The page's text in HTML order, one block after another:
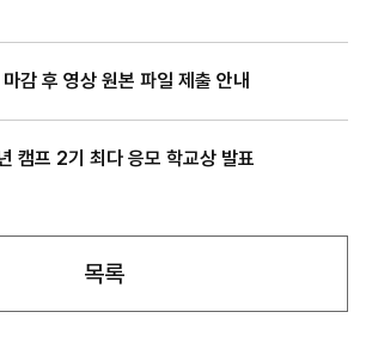
감 후 영상 원본 파일 제출 안내
캠프 2기 최다 응모 학교상 발표
목록
진행해주세요.
인 지원자 등록
공지사항
결과확인
확인
확인
확인